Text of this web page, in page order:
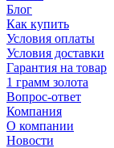
Блог
Как купить
Условия оплаты
Условия доставки
Гарантия на товар
1 грамм золота
Вопрос-ответ
Компания
О компании
Новости